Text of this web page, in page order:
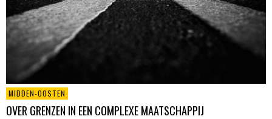
MIDDEN-OOSTEN
OVER GRENZEN IN EEN COMPLEXE MAATSCHAPPIJ